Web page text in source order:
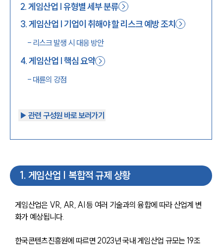
2.게임산업 | 유형별 세부 분류
3.게임산업 | 기업이 취해야 할 리스크 예방 조치
- 리스크 발생 시 대응 방안
4.게임산업 | 핵심 요약
- 대륜의 강점
▶︎ 관련 구성원 바로 보러가기
1 . 게임산업 | 복합적 규제 상황
게임산업은 VR, AR, AI 등 여러 기술과의 융합에 따라 산업계 변
화가 예상됩니다.
한국콘텐츠진흥원에 따르면 2023년 국내 게임산업 규모는 19조